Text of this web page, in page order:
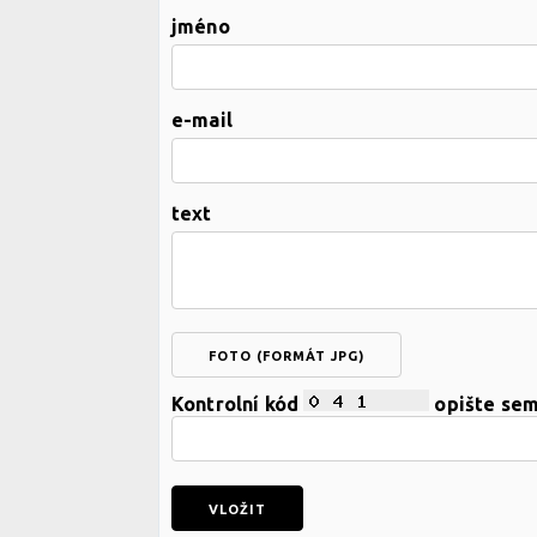
jméno
e-mail
text
FOTO (FORMÁT JPG)
Kontrolní kód opište